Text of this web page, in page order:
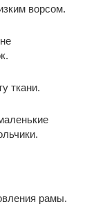
ворсом.
ткани.
рамы.